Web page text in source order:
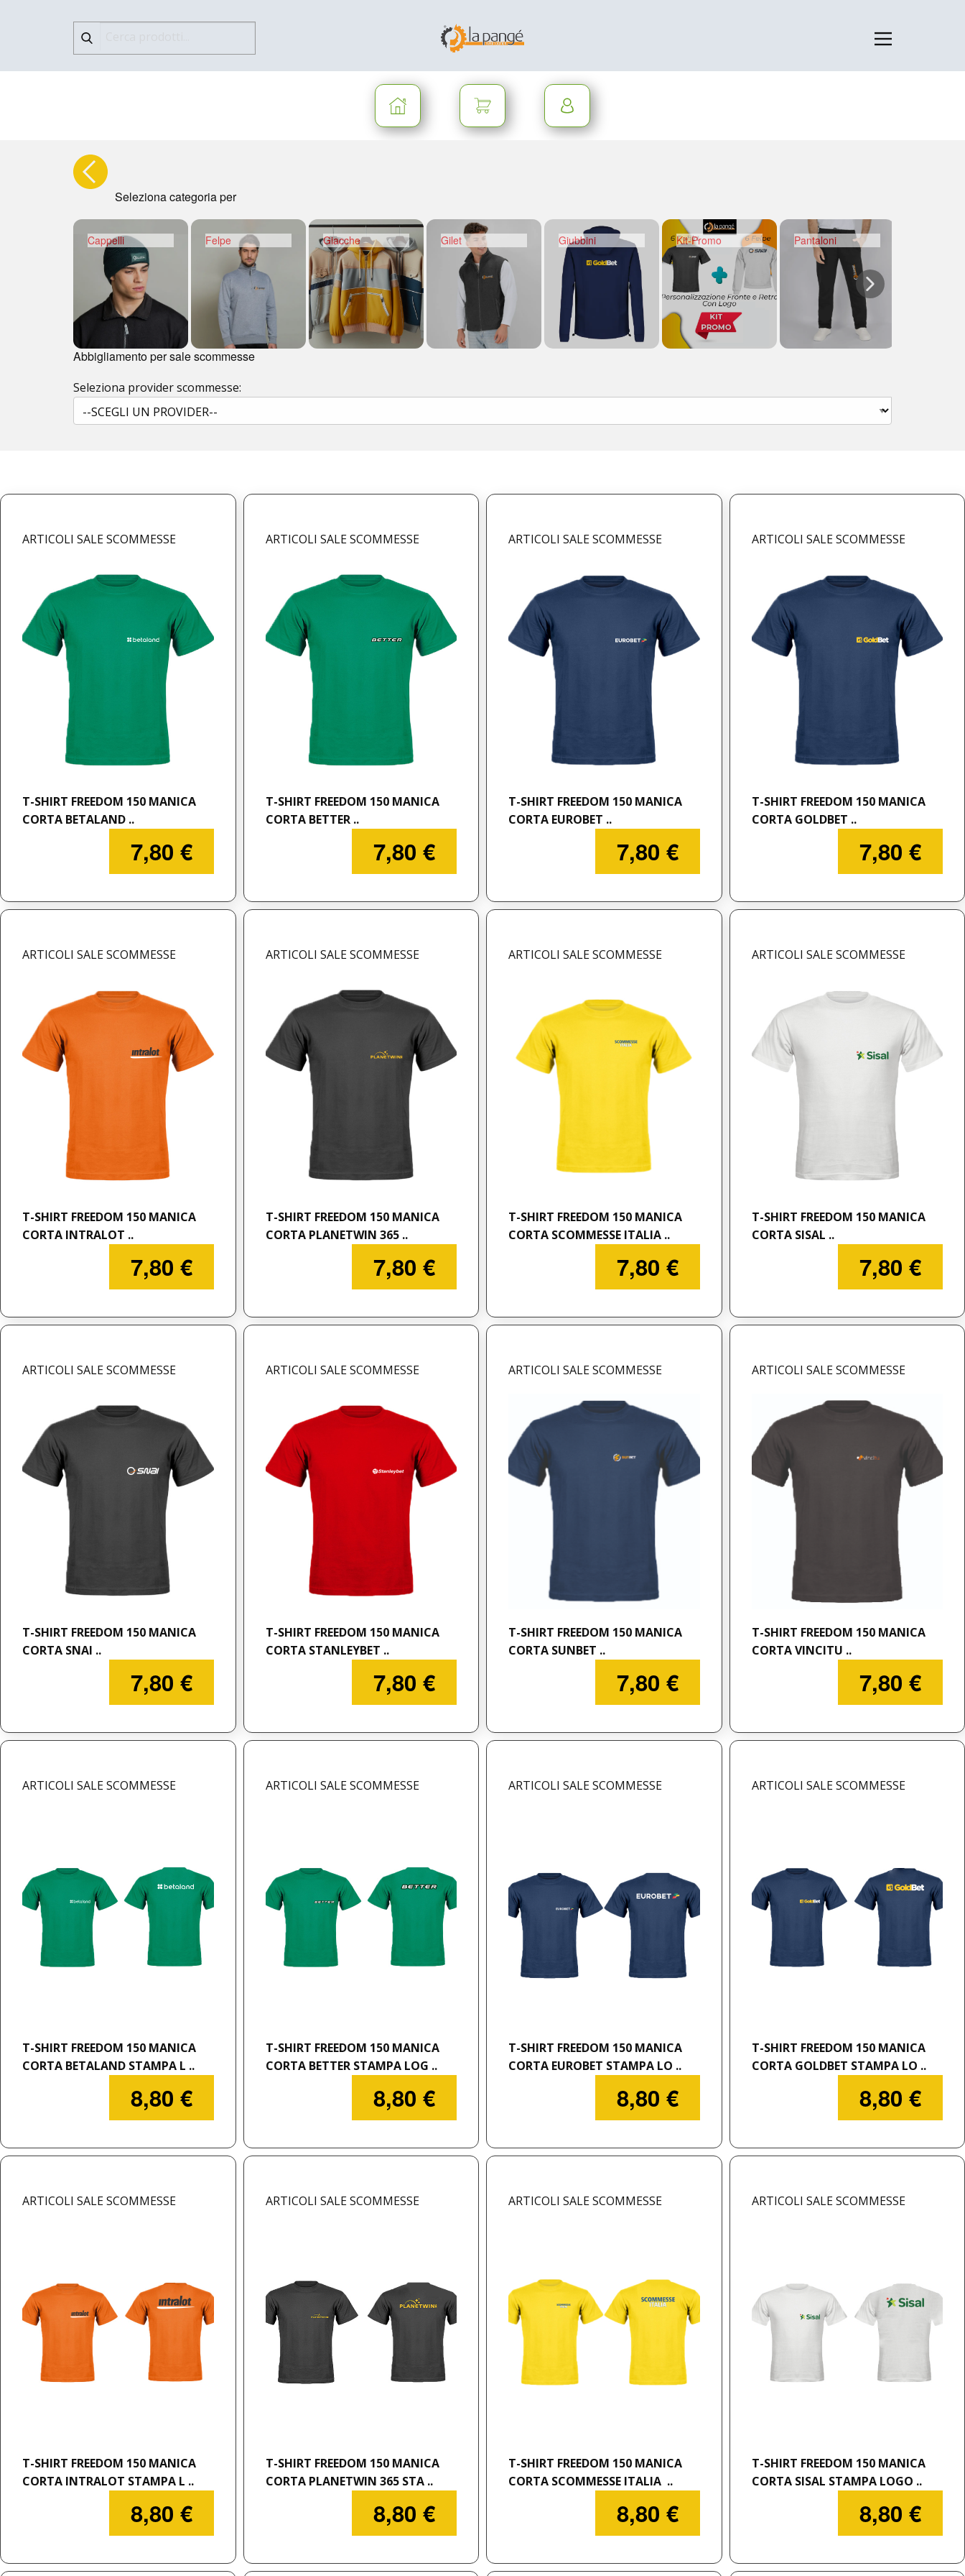
Seleziona categoria per
Cappelli Felpe Giacche Gilet Giubbini Kit-Promo Pantaloni
Abbigliamento per sale scommesse
Seleziona provider scommesse:
ARTICOLI SALE SCOMMESSE
T-SHIRT FREEDOM 150 MANICA
CORTA BETALAND ..
7,80 €
ARTICOLI SALE SCOMMESSE
T-SHIRT FREEDOM 150 MANICA
CORTA BETTER ..
7,80 €
ARTICOLI SALE SCOMMESSE
T-SHIRT FREEDOM 150 MANICA
CORTA EUROBET ..
7,80 €
ARTICOLI SALE SCOMMESSE
T-SHIRT FREEDOM 150 MANICA
CORTA GOLDBET ..
7,80 €
ARTICOLI SALE SCOMMESSE
T-SHIRT FREEDOM 150 MANICA
CORTA INTRALOT ..
7,80 €
ARTICOLI SALE SCOMMESSE
T-SHIRT FREEDOM 150 MANICA
CORTA PLANETWIN 365 ..
7,80 €
ARTICOLI SALE SCOMMESSE
T-SHIRT FREEDOM 150 MANICA
CORTA SCOMMESSE ITALIA ..
7,80 €
ARTICOLI SALE SCOMMESSE
T-SHIRT FREEDOM 150 MANICA
CORTA SISAL ..
7,80 €
ARTICOLI SALE SCOMMESSE
T-SHIRT FREEDOM 150 MANICA
CORTA SNAI ..
7,80 €
ARTICOLI SALE SCOMMESSE
T-SHIRT FREEDOM 150 MANICA
CORTA STANLEYBET ..
7,80 €
ARTICOLI SALE SCOMMESSE
T-SHIRT FREEDOM 150 MANICA
CORTA SUNBET ..
7,80 €
ARTICOLI SALE SCOMMESSE
T-SHIRT FREEDOM 150 MANICA
CORTA VINCITU ..
7,80 €
ARTICOLI SALE SCOMMESSE
T-SHIRT FREEDOM 150 MANICA
CORTA BETALAND STAMPA L ..
8,80 €
ARTICOLI SALE SCOMMESSE
T-SHIRT FREEDOM 150 MANICA
CORTA BETTER STAMPA LOG ..
8,80 €
ARTICOLI SALE SCOMMESSE
T-SHIRT FREEDOM 150 MANICA
CORTA EUROBET STAMPA LO ..
8,80 €
ARTICOLI SALE SCOMMESSE
T-SHIRT FREEDOM 150 MANICA
CORTA GOLDBET STAMPA LO ..
8,80 €
ARTICOLI SALE SCOMMESSE
T-SHIRT FREEDOM 150 MANICA
CORTA INTRALOT STAMPA L ..
8,80 €
ARTICOLI SALE SCOMMESSE
T-SHIRT FREEDOM 150 MANICA
CORTA PLANETWIN 365 STA ..
8,80 €
ARTICOLI SALE SCOMMESSE
T-SHIRT FREEDOM 150 MANICA
CORTA SCOMMESSE ITALIA ..
8,80 €
ARTICOLI SALE SCOMMESSE
T-SHIRT FREEDOM 150 MANICA
CORTA SISAL STAMPA LOGO ..
8,80 €